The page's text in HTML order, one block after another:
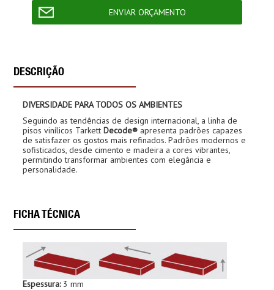
DESCRIÇÃO
DIVERSIDADE PARA TODOS OS AMBIENTES
Seguindo as tendências de design internacional, a linha de
pisos vinílicos TarkettDecode® apresenta padrões capazes
de satisfazer os gostos mais refinados. Padrões modernos e
sofisticados, desde cimento e madeira a cores vibrantes,
permitindo transformar ambientes com elegância e
personalidade.
FICHA TÉCNICA
Espessura:3 mm